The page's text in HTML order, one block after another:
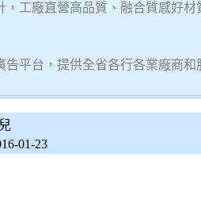
，工廠直營高品質、融合質感好
告平台，提供全省各行各業廠商
01-23